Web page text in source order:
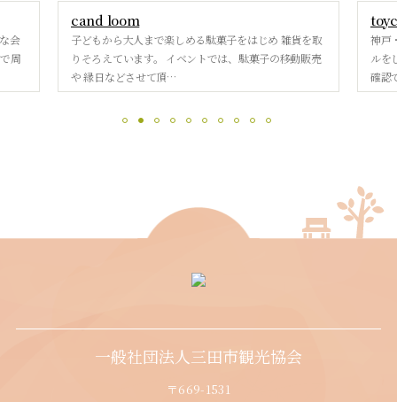
会
周
cand loom
子どもから大人まで楽しめる駄菓子をはじめ 雑貨を取
りそろえています。 イベントでは、駄菓子の移動販売
や 縁日などさせて頂…
神戸
ルを
確認
一般社団法人三田市観光協会
〒669-1531